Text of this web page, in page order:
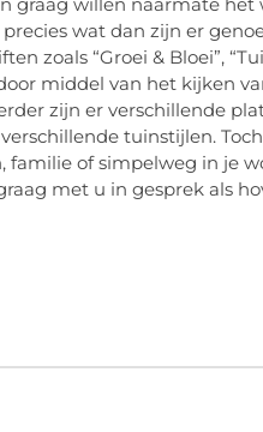
wat dan zijn er
zoals “Groei & Bloei”,
middel van het kijken
zijn er verschillende
tuinstijlen.
familie of simpelweg in je
met u in gesprek als